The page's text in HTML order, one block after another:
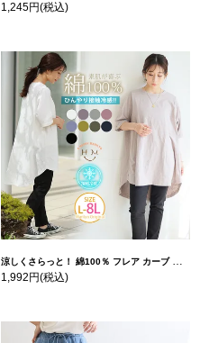
1,245円(税込)
涼しくさらっと！ 綿100％ フレア カーブ コットン ワンピース チュニック | 大きいサイズの通販ならハッピーマリリン
1,992円(税込)